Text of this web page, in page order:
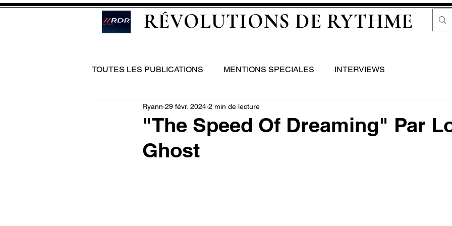
RÉVOLUTIONS DE RYTHME
TOUTES LES PUBLICATIONS MENTIONS SPECIALES INTERVIEWS
"The Speed Of Dreaming" Par
Ghost
Ryann 29 févr. 2024 2 min de lecture